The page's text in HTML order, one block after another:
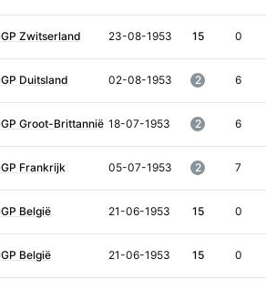
GP Zwitserland 23-08-1953 15 0
GP Duitsland 02-08-1953 2 6
GP Groot-Brittannië 18-07-1953 2 6
GP Frankrijk 05-07-1953 2 7
GP België 21-06-1953 15 0
GP België 21-06-1953 15 0